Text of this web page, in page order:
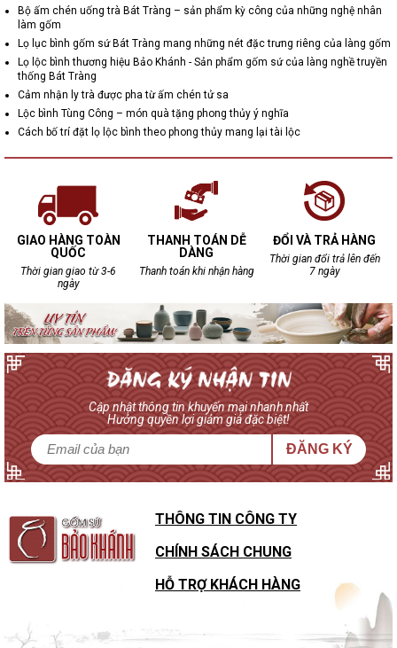
Bộ ấm chén uống trà Bát Tràng – sản phẩm kỳ công của những nghệ nhân
làm gốm
Lọ lục bình gốm sứ Bát Tràng mang những nét đặc trưng riêng của làng gốm
Lọ lộc bình thương hiệu Bảo Khánh - Sản phẩm gốm sứ của làng nghề truyền
thống Bát Tràng
Cảm nhận ly trà được pha từ ấm chén tử sa
Lộc bình Tùng Công – món quà tặng phong thủy ý nghĩa
Cách bố trí đặt lọ lộc bình theo phong thủy mang lại tài lộc
GIAO HÀNG TOÀN
QUỐC
Thời gian giao từ 3-6
ngày
THANH TOÁN DỄ
DÀNG
Thanh toán khi nhận hàng
ĐỔI VÀ TRẢ HÀNG
Thời gian đổi trả lên đến
7 ngày
Cập nhật thông tin khuyến mại nhanh nhất
Hưởng quyền lợi giảm giá đặc biệt!
ĐĂNG KÝ
THÔNG TIN CÔNG TY
CHÍNH SÁCH CHUNG
HỖ TRỢ KHÁCH HÀNG